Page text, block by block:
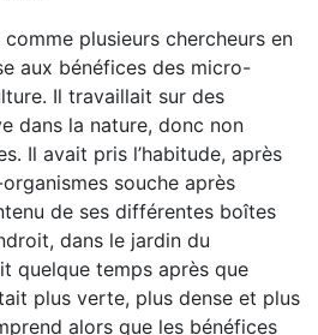
comme plusieurs chercheurs en
aux bénéfices des micro-
Il travaillait sur des
dans la nature, donc non
Il avait pris l’habitude, après
souche après
de ses différentes boîtes
dans le jardin du
quelque temps après que
plus verte, plus dense et plus
alors que les bénéfices